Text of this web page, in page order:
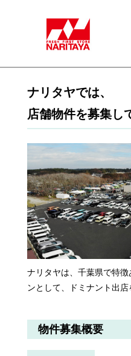
ナリタヤでは、
店舗物件を募集し
ナリタヤは、千葉県で特
ンとして、ドミナント出店
物件募集概要